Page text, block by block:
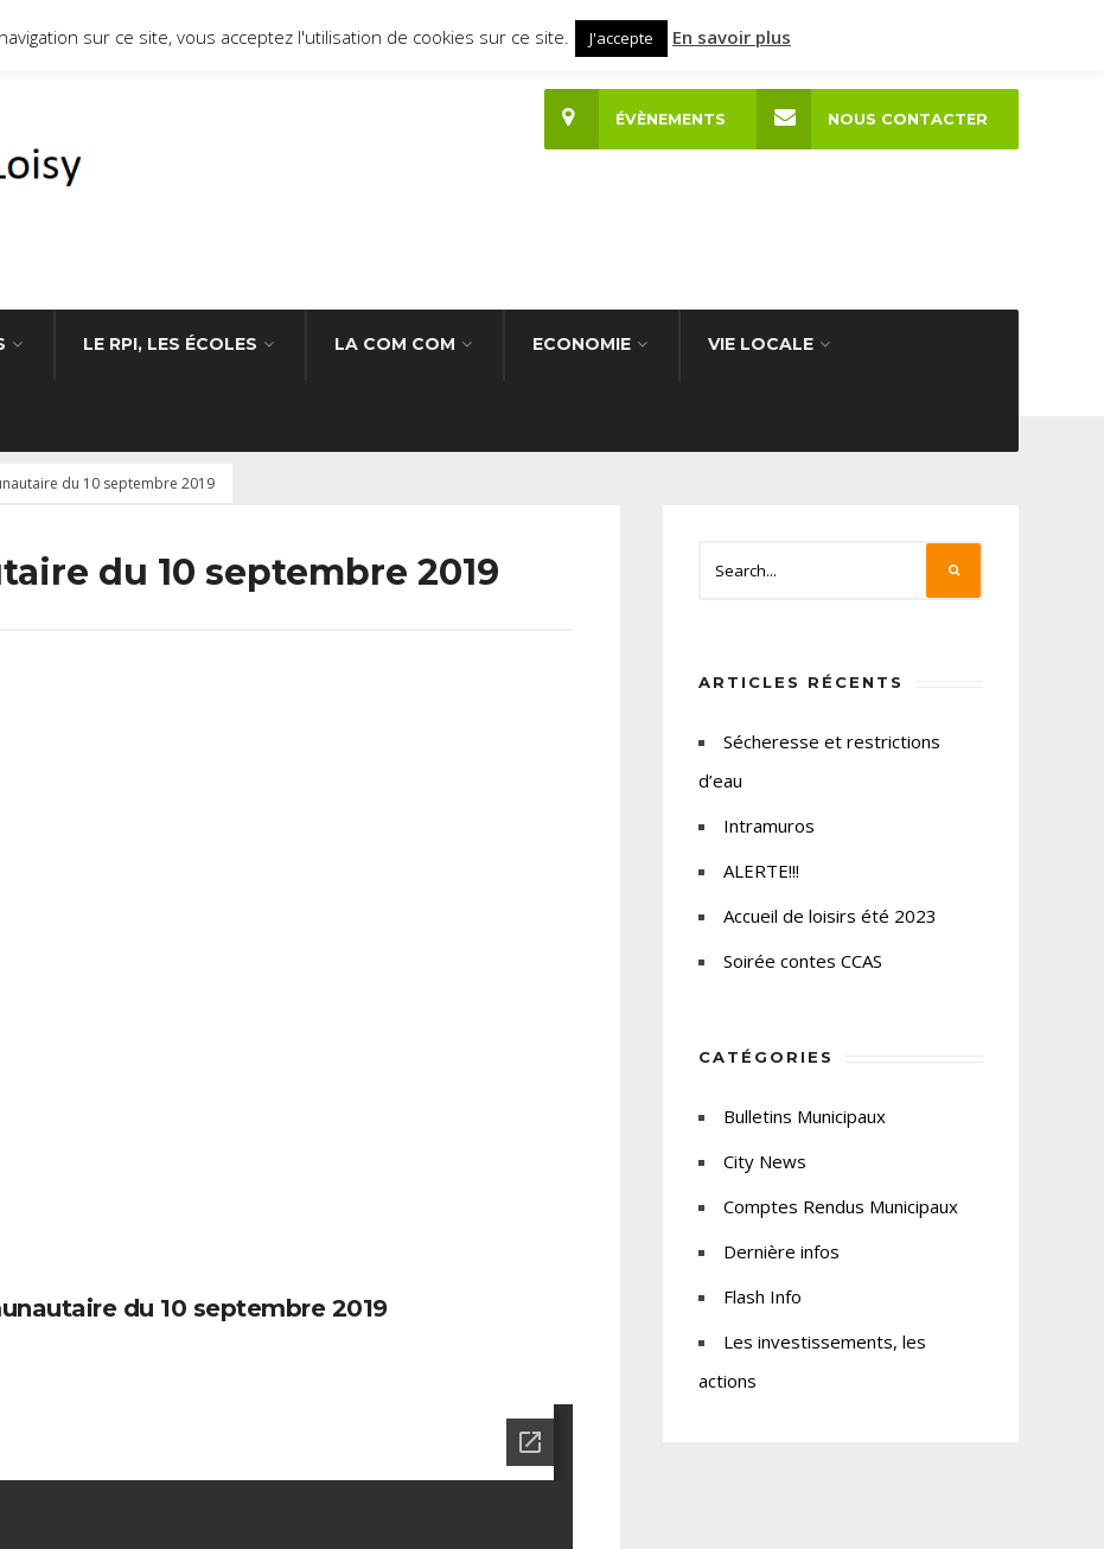
LE RPI, LES ÉCOLES LA COM COM ECONOMIE VIE LOCALE
ÉVÈNEMENTS NOUS CONTACTER
du 10 septembre 2019
du 10 septembre 2019
du 10 septembre 2019
ARTICLES RÉCENTS
Sécheresse et restrictions
d’eau
Intramuros
ALERTE!!!
Accueil de loisirs été 2023
Soirée contes CCAS
CATÉGORIES
Bulletins Municipaux
City News
Comptes Rendus Municipaux
Dernière infos
Flash Info
Les investissements, les
actions
sur ce site, vous acceptez l'utilisation de cookies sur ce site. J'accepte En savoir plus